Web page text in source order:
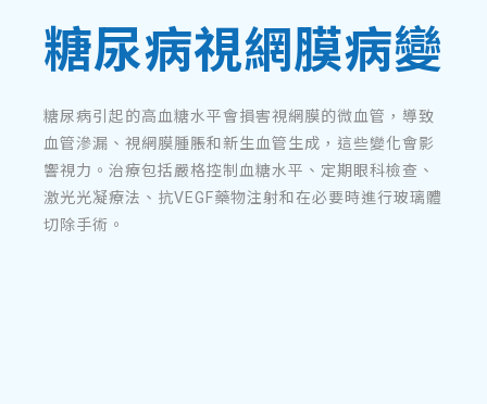
糖尿病視網膜病變
糖尿病引起的高血糖水平會損害視網膜的微血管，導致
血管滲漏、視網膜腫脹和新生血管生成，這些變化會影
響視力。治療包括嚴格控制血糖水平、定期眼科檢查、
激光光凝療法、抗VEGF藥物注射和在必要時進行玻璃體
切除手術。